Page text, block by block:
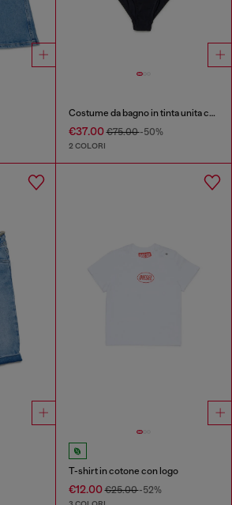
Costume da bagno in tinta unita con maxi logo
€37.00€75.00-50%
2 COLORI
T-shirt in cotone con logo
€12.00€25.00-52%